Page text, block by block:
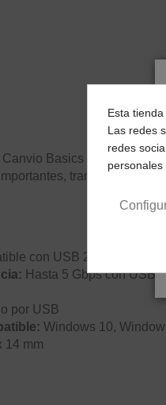
Basics ofrece una
transportar
con USB 2.0)
Hasta 5 Gbps con USB
por USB
Windows 10,
14 mm
Esta
Las redes
redes